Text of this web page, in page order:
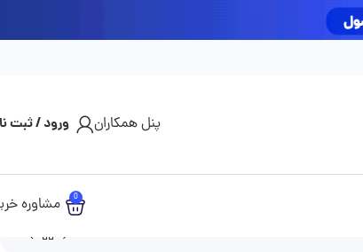
پنل همکاران ورود / ثبت
0 مشاوره